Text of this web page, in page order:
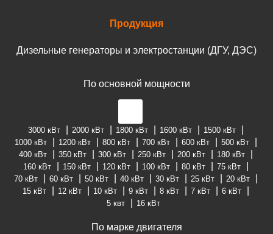
Продукция
Дизельные генераторы и электростанции (ДГУ, ДЭС)
По основной мощности
3000 кВт 2000 кВт 1800 кВт 1600 кВт
1500 кВт
1000 кВт
1200 кВт 800 кВт 700 кВт 600 кВт
500 кВт
400 кВт
350 кВт 300 кВт 250 кВт 200 кВт
180 кВт
160 кВт
150 кВт 120 кВт 100 кВт 80 кВт
75 кВт
70 кВт
60 кВт 50 кВт 40 кВт 30 кВт 25 кВт
20 кВт
15 кВт
12 кВт 10 кВт 9 кВт 8 кВт 7 кВт
6 кВт
5 квт
16 кВт
По марке двигателя